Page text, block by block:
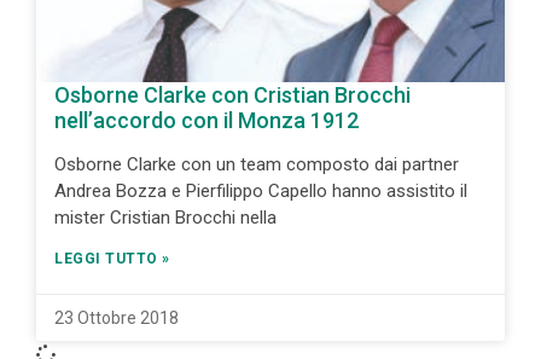
Osborne Clarke con Cristian Brocchi
nell’accordo con il Monza 1912
Osborne Clarke con un team composto dai partner
Andrea Bozza e Pierfilippo Capello hanno assistito il
mister Cristian Brocchi nella
LEGGI TUTTO »
23 Ottobre 2018